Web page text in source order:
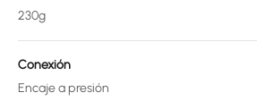
230g
Conexión
Encaje a presión